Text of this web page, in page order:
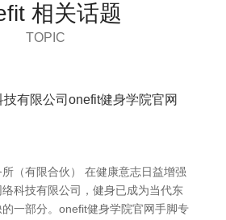
相关话题
TOPIC
技有限公司onefit健身学院官网
（有限合伙） 在健康意志日益增强
科技有限公司，健身已成为当代东
一部分。onefit健身学院官网手脚专